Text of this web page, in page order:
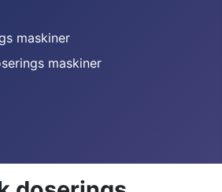
maskiner
maskiner